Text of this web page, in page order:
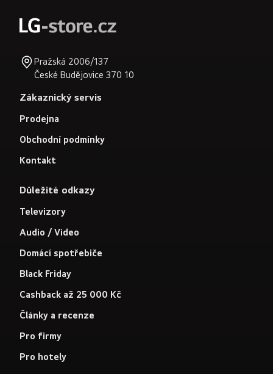
Pražská 2006/137
České Budějovice 370 10
Zákaznický servis
Prodejna
Obchodní podmínky
Kontakt
Důležité odkazy
Televizory
Audio / Video
Domácí spotřebiče
Black Friday
Cashback až 25 000 Kč
Články a recenze
Pro firmy
Pro hotely